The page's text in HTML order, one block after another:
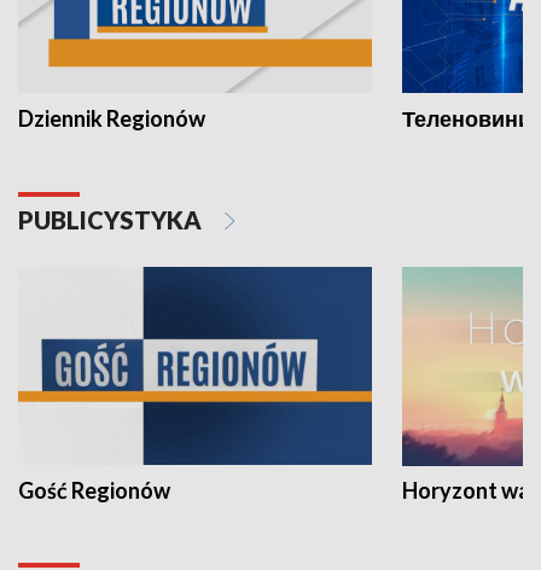
Dziennik Regionów Теленовини
PUBLICYSTYKA
Gość Regionów Horyzont